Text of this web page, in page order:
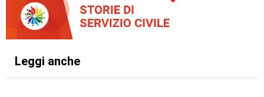
Leggi anche